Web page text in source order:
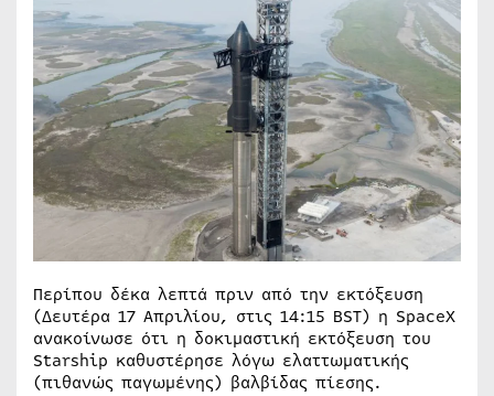
Περίπου δέκα λεπτά πριν από την εκτόξευση
(Δευτέρα 17 Απριλίου, στις 14:15 BST) η SpaceX
ανακοίνωσε ότι η δοκιμαστική εκτόξευση του
Starship καθυστέρησε λόγω ελαττωματικής
(πιθανώς παγωμένης) βαλβίδας πίεσης.